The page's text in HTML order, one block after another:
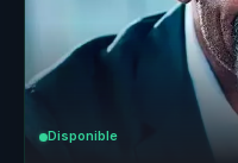
Disponible